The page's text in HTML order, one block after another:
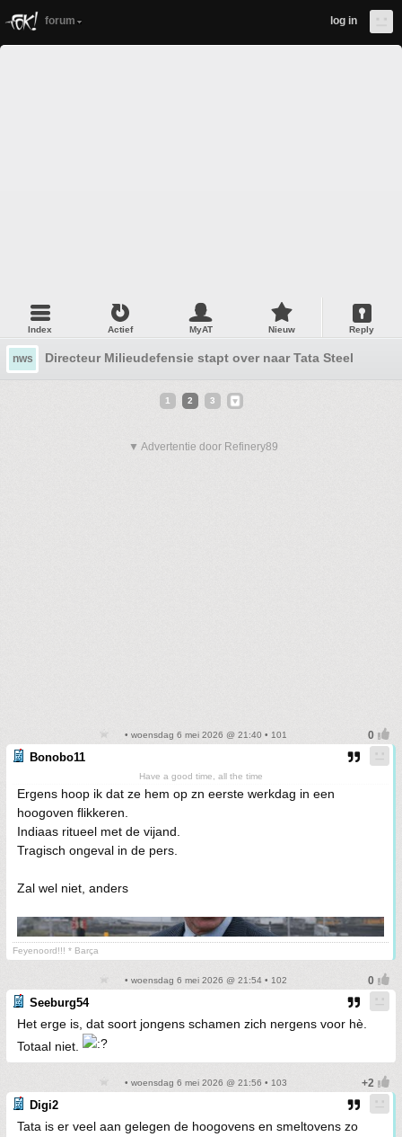
forum log in
Index Actief MyAT Nieuw Reply
nws Directeur Milieudefensie stapt over naar Tata Steel
1 2 3
▼ Advertentie door Refinery89
• woensdag 6 mei 2026 @ 21:40 • 101
Bonobo11
Have a good time, all the time
Ergens hoop ik dat ze hem op zn eerste werkdag in een
hoogoven flikkeren.
Indiaas ritueel met de vijand.
Tragisch ongeval in de pers.
Zal wel niet, anders
Feyenoord!!! * Barça
• woensdag 6 mei 2026 @ 21:54 • 102
Seeburg54
Het erge is, dat soort jongens schamen zich nergens voor hè.
Totaal niet.
• woensdag 6 mei 2026 @ 21:56 • 103
Digi2
Tata is er veel aan gelegen de hoogovens en smeltovens zo